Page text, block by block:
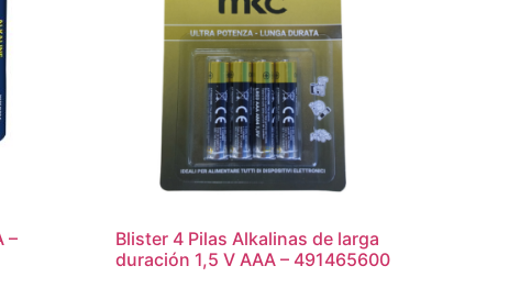
–
Blister 4 Pilas Alkalinas de larga
duración 1,5 V AAA – 491465600